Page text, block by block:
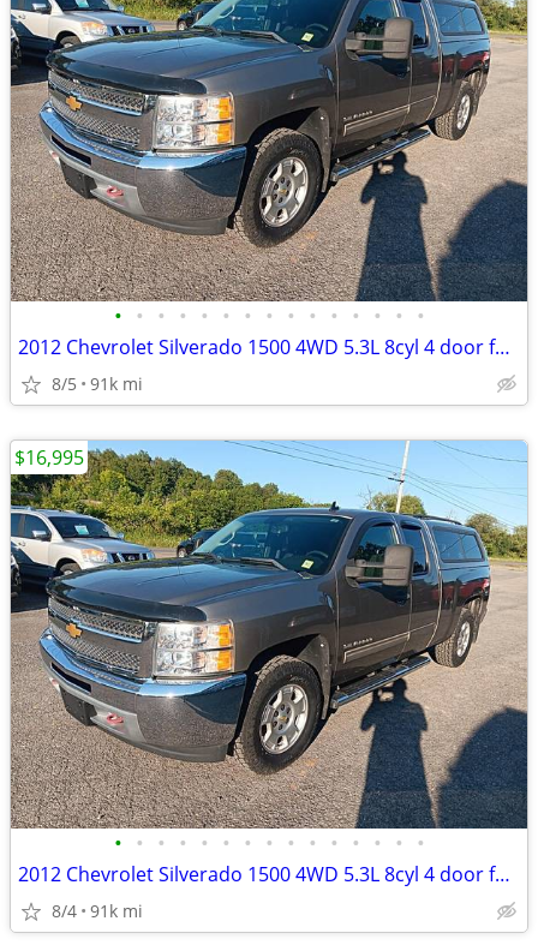
• • • • • • • • • • • • • • •
2012 Chevrolet Silverado 1500 4WD 5.3L 8cyl 4 door full size pickup tr
8/5 91k mi
• • • • • • • • • • • • • • •
2012 Chevrolet Silverado 1500 4WD 5.3L 8cyl 4 door full size pickup tr
8/4 91k mi
$16,995